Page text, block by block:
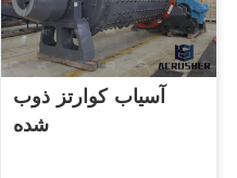
آسیاب کوارتز ذوب
شده